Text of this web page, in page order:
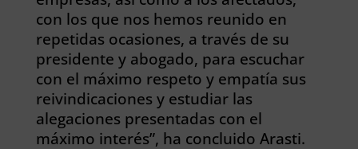
con los que nos hemos reunido en
repetidas ocasiones, a través de su
presidente y abogado, para escuchar
con el máximo respeto y empatía sus
reivindicaciones y estudiar las
alegaciones presentadas con el
máximo interés”, ha concluido Arasti.